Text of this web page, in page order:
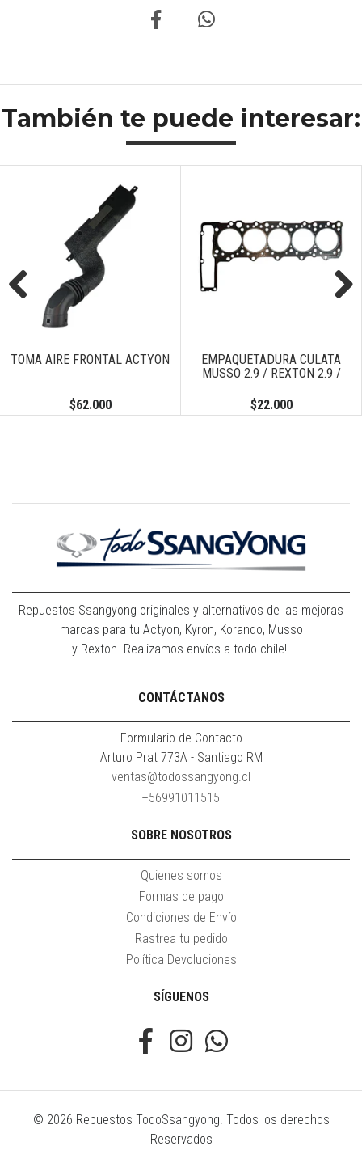
También te puede interesar:
TOMA AIRE FRONTAL ACTYON
$62.000
EMPAQUETADURA CULATA
MUSSO 2.9 / REXTON 2.9 /
$22.000
Previous
Repuestos Ssangyong originales y alternativos de las mejoras
marcas para tu Actyon, Kyron, Korando, Musso
y Rexton. Realizamos envíos a todo chile!
CONTÁCTANOS
Formulario de Contacto
Arturo Prat 773A - Santiago RM
ventas@todossangyong.cl
+56991011515
SOBRE NOSOTROS
Quienes somos
Formas de pago
Condiciones de Envío
Rastrea tu pedido
Política Devoluciones
SÍGUENOS
© 2026 Repuestos TodoSsangyong. Todos los derechos
Reservados